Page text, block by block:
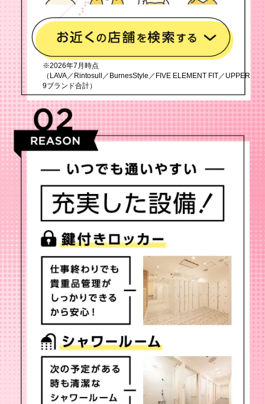
※2026年7月時点
（LAVA／Rintosull／BurnesStyle／FIVE ELEMENT FIT／UPPER
9ブランド合計）